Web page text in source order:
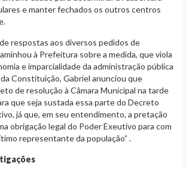
e manter fechados os outros centros
respostas aos diversos pedidos de
à Prefeitura sobre a medida, que viola
e imparcialidade da administração pública
Constituição, Gabriel anunciou que
de resolução à Câmara Municipal na tarde
que seja sustada essa parte do Decreto
já que, em seu entendimento, a pretação
obrigação legal do Poder Exeutivo para com
representante da população” .